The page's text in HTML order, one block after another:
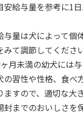
獣医師開発 ニオイ
レー
1,550円
(送料別・税込)
安給与量を参考に1
与量は犬によって
みて調節してください
ヶ月未満の幼犬には
の習性や性格、食
ますので、適切な大
封までのおいしさを